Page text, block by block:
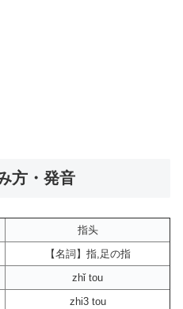
方・発音
指头
【名詞】指,足の指
zhǐ tou
zhi3 tou